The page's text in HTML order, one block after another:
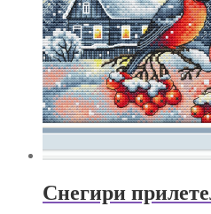
Снегири